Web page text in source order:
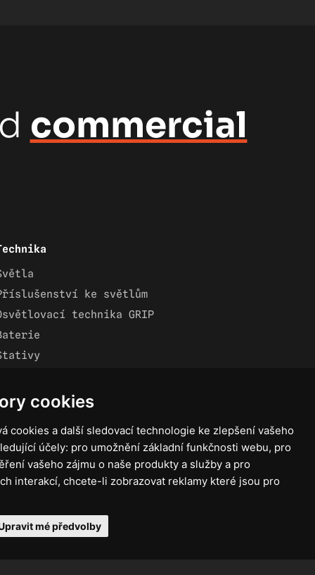
cookies
cookies a další sledovací technologie ke zlepšení vašeho
účely: pro umožnění základní funkčnosti webu, pro
vašeho zájmu o naše produkty a služby a pro
interakcí, chcete-li zobrazovat reklamy které jsou pro
mé předvolby
commercial
ke světlům
technika GRIP
materiál
Z75 MISC. (RŮZNÉ) Accessories